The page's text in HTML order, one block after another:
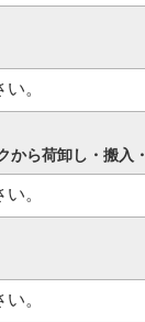
から荷卸し・搬入